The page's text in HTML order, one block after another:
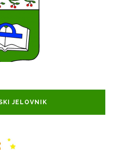
JELOVNIK